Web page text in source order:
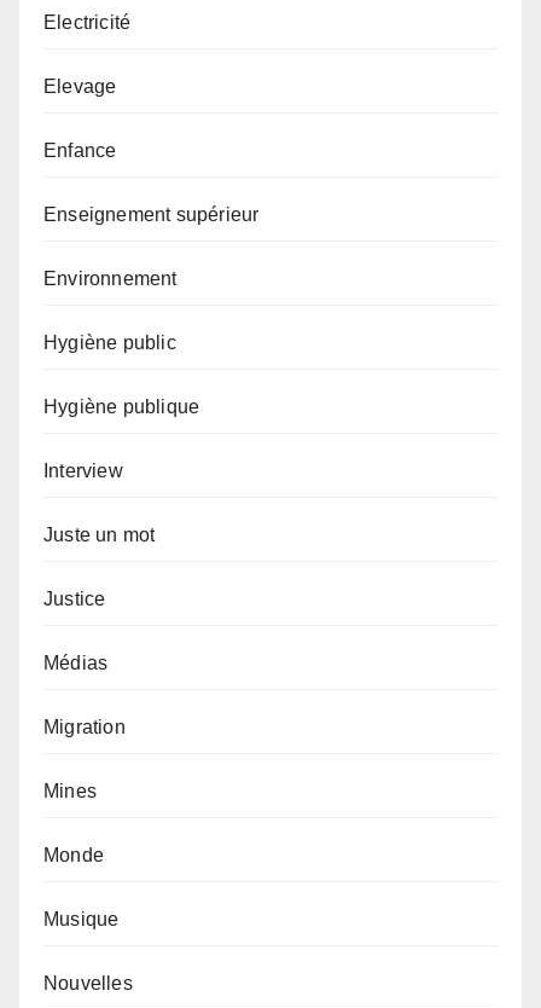
Electricité
Elevage
Enfance
Enseignement supérieur
Environnement
Hygiène public
Hygiène publique
Interview
Juste un mot
Justice
Médias
Migration
Mines
Monde
Musique
Nouvelles